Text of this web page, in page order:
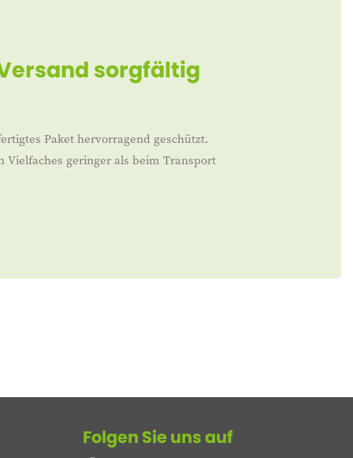
sorgfältig
Paket hervorragend geschützt.
Vielfaches geringer als beim Transport
Folgen Sie uns auf